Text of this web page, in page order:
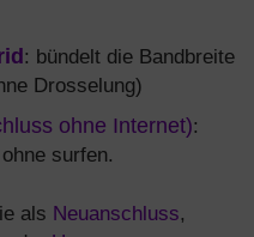
: bündelt die Bandbreite
Drosselung)
ohne Internet):
surfen.
als Neuanschluss,